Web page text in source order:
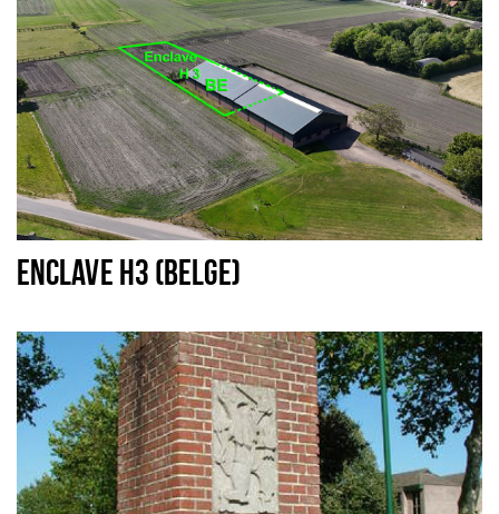
ENCLAVE H3 (BELGE)